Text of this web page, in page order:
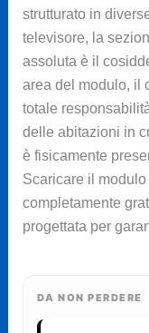
strutturato in
televisore, la
assoluta è il
area del modulo, il
totale
delle abitazioni in
è fisicamente
Scaricare il
completamente
progettata per
DA NON PERDERE